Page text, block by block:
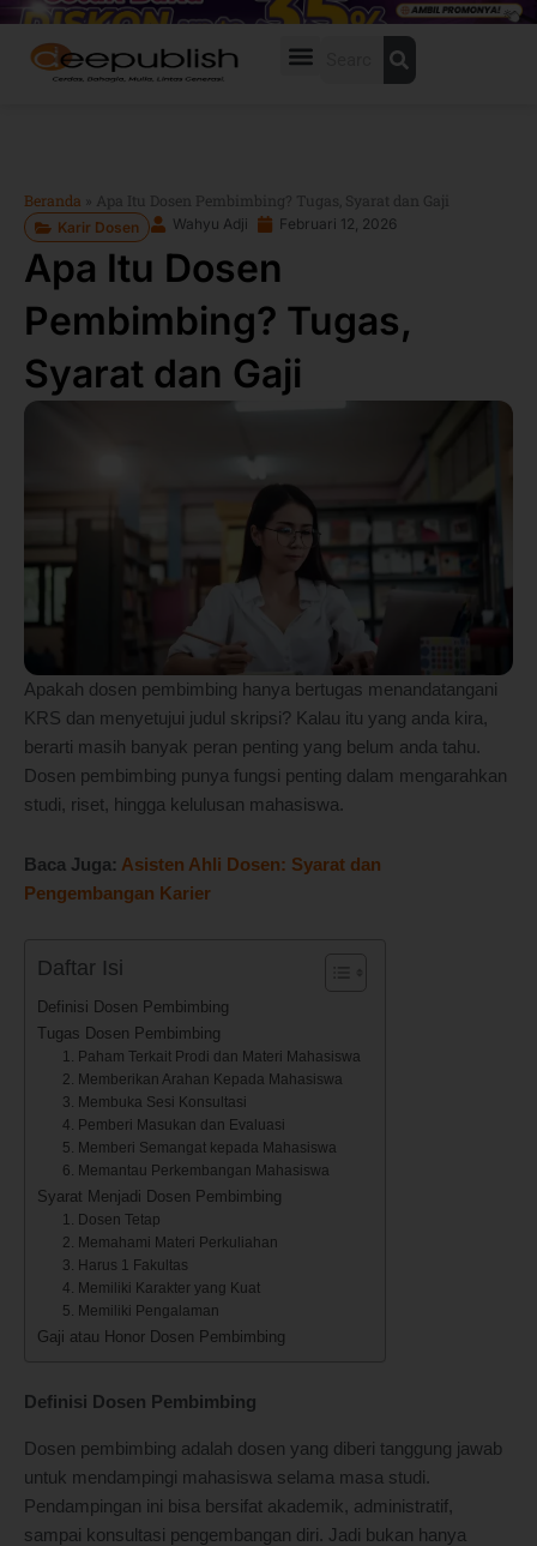
Lewati
konten
Beranda » Apa Itu Dosen Pembimbing? Tugas, Syarat dan Gaji
Karir Dosen Wahyu Adji Februari 12, 2026
Apa Itu Dosen
Pembimbing? Tugas,
Syarat dan Gaji
Apakah dosen pembimbing hanya bertugas menandatangani
KRS dan menyetujui judul skripsi? Kalau itu yang anda kira,
berarti masih banyak peran penting yang belum anda tahu.
Dosen pembimbing punya fungsi penting dalam mengarahkan
studi, riset, hingga kelulusan mahasiswa.
Baca Juga: Asisten Ahli Dosen: Syarat dan
Pengembangan Karier
Daftar Isi
Definisi Dosen Pembimbing
Tugas Dosen Pembimbing
1. Paham Terkait Prodi dan Materi Mahasiswa
2. Memberikan Arahan Kepada Mahasiswa
3. Membuka Sesi Konsultasi
4. Pemberi Masukan dan Evaluasi
5. Memberi Semangat kepada Mahasiswa
6. Memantau Perkembangan Mahasiswa
Syarat Menjadi Dosen Pembimbing
1. Dosen Tetap
2. Memahami Materi Perkuliahan
3. Harus 1 Fakultas
4. Memiliki Karakter yang Kuat
5. Memiliki Pengalaman
Gaji atau Honor Dosen Pembimbing
Definisi Dosen Pembimbing
Dosen pembimbing adalah dosen yang diberi tanggung jawab
untuk mendampingi mahasiswa selama masa studi.
Pendampingan ini bisa bersifat akademik, administratif,
sampai konsultasi pengembangan diri. Jadi bukan hanya